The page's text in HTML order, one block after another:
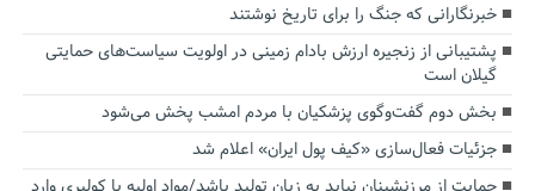
خبرنگارانی که جنگ را برای تاریخ نوشتند
پشتیبانی از زنجیره ارزش بادام زمینی در اولویت سیاست‌های حمایتی
گیلان است
بخش دوم گفت‌وگوی پزشکیان با مردم امشب پخش می‌شود
جزئیات فعال‌سازی «کیف پول ایران» اعلام شد